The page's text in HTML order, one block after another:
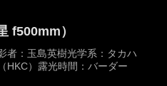
f500mm）
者：玉島英樹光学系：タカハ
HKC）露光時間：バーダー